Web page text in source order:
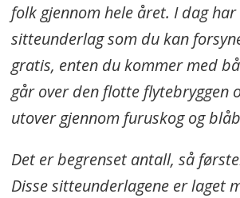
folk gjennom hele året. I dag
sitteunderlag som du kan
gratis, enten du kommer med
går over den flotte flytebryggen
utover gjennom furuskog og
Det er begrenset antall, så
Disse sitteunderlagene er laget